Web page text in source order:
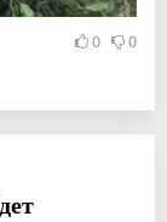
0 0